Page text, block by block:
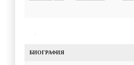
БИОГРАФИЯ